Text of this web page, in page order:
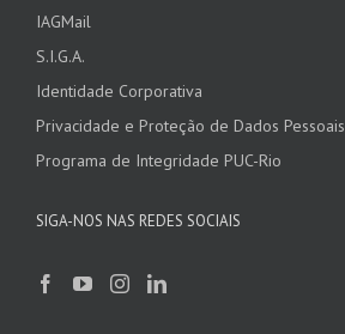
IAGMail
S.I.G.A.
Identidade Corporativa
Privacidade e Proteção de Dados Pessoais
Programa de Integridade PUC-Rio
SIGA-NOS NAS REDES SOCIAIS